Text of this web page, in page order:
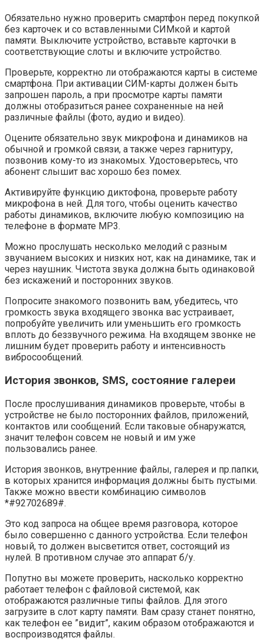
Обязательно нужно проверить смартфон перед покупкой
без карточек и со вставленными СИМкой и картой
памяти. Выключите устройство, вставьте карточки в
соответствующие слоты и включите устройство.
Проверьте, корректно ли отображаются карты в системе
смартфона. При активации СИМ-карты должен быть
запрошен пароль, а при просмотре карты памяти
должны отобразиться ранее сохраненные на ней
различные файлы (фото, аудио и видео).
Оцените обязательно звук микрофона и динамиков на
обычной и громкой связи, а также через гарнитуру,
позвонив кому-то из знакомых. Удостоверьтесь, что
абонент слышит вас хорошо без помех.
Активируйте функцию диктофона, проверьте работу
микрофона в ней. Для того, чтобы оценить качество
работы динамиков, включите любую композицию на
телефоне в формате МР3.
Можно прослушать несколько мелодий с разным
звучанием высоких и низких нот, как на динамике, так и
через наушник. Чистота звука должна быть одинаковой
без искажений и посторонних звуков.
Попросите знакомого позвонить вам, убедитесь, что
громкость звука входящего звонка вас устраивает,
попробуйте увеличить или уменьшить его громкость
вплоть до беззвучного режима. На входящем звонке не
лишним будет проверить работу и интенсивность
вибросообщений.
История звонков, SMS, состояние галереи
После прослушивания динамиков проверьте, чтобы в
устройстве не было посторонних файлов, приложений,
контактов или сообщений. Если таковые обнаружатся,
значит телефон совсем не новый и им уже
пользовались ранее.
История звонков, внутренние файлы, галерея и пр.папки,
в которых хранится информация должны быть пустыми.
Также можно ввести комбинацию символов
*#92702689#.
Это код запроса на общее время разговора, которое
было совершенно с данного устройства. Если телефон
новый, то должен высветится ответ, состоящий из
нулей. В противном случае это аппарат б/у.
Попутно вы можете проверить, насколько корректно
работает телефон с файловой системой, как
отображаются различные типы файлов. Для этого
загрузите в слот карту памяти. Вам сразу станет понятно,
как телефон ее ”видит”, каким образом отображаются и
воспроизводятся файлы.